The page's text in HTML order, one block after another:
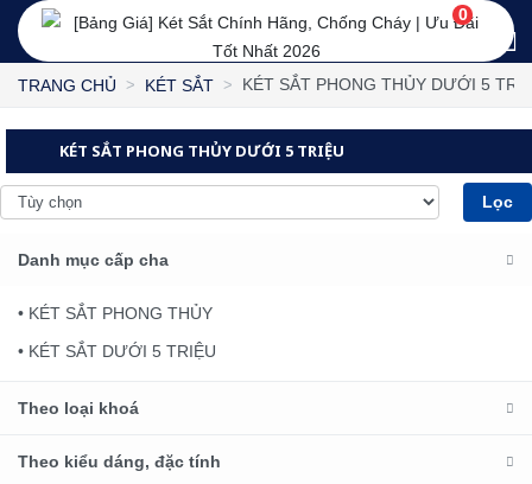
0
TRANG CHỦ KÉT SẮT KÉT SẮT PHONG THỦY DƯỚI 5
KÉT SẮT PHONG THỦY DƯỚI 5 TRIỆU
Lọc
Danh mục cấp cha
• KÉT SẮT PHONG THỦY
• KÉT SẮT DƯỚI 5 TRIỆU
Theo loại khoá
Theo kiểu dáng, đặc tính